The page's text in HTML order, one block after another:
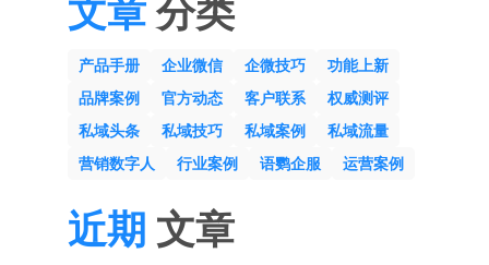
文章分类
产品手册 企业微信 企微技巧
功能上新
品牌案例
官方动态 客户联系
权威测评
私域头条
私域技巧 私域案例
私域流量
营销数字人
行业案例 语鹦企服 运营案例
近期 文章